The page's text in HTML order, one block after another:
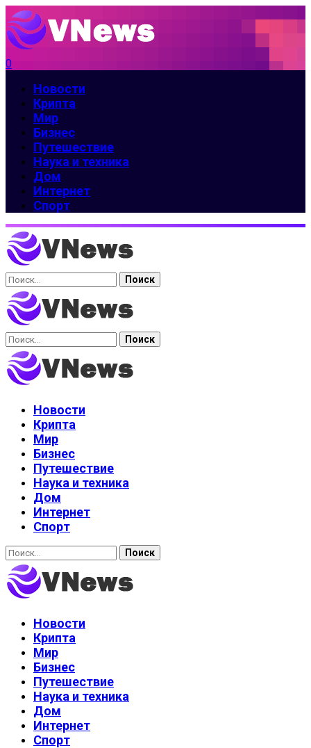
0
Новости
Крипта
Мир
Бизнес
Путешествие
Наука и техника
Дом
Интернет
Спорт
Найти:
Найти:
Новости
Крипта
Мир
Бизнес
Путешествие
Наука и техника
Дом
Интернет
Спорт
Найти:
Новости
Крипта
Мир
Бизнес
Путешествие
Наука и техника
Дом
Интернет
Спорт